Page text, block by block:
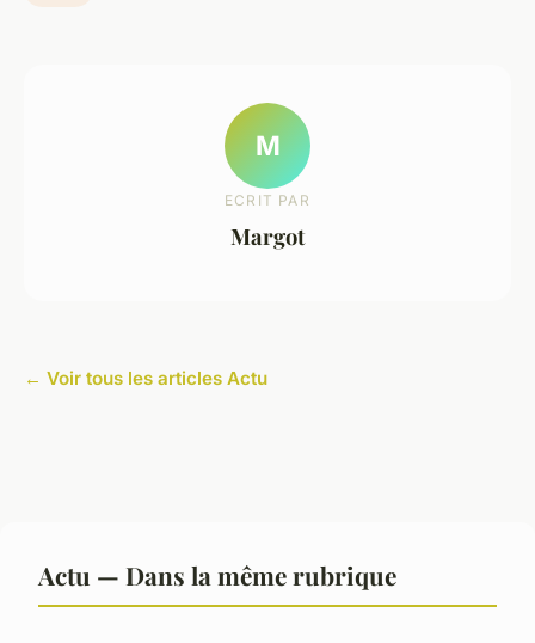
M
ECRIT PAR
Margot
← Voir tous les articles Actu
Actu — Dans la même rubrique